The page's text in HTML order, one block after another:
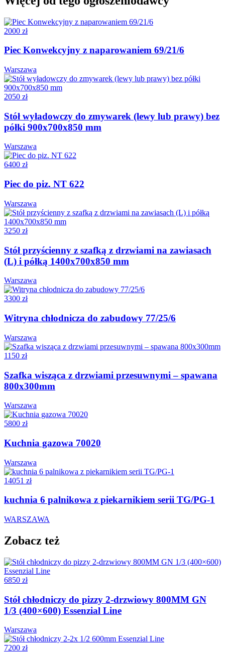
2000 zł
Piec Konwekcyjny z naparowaniem 69/21/6
Warszawa
2050 zł
Stół wyładowczy do zmywarek (lewy lub prawy) bez
półki 900x700x850 mm
Warszawa
6400 zł
Piec do piz. NT 622
Warszawa
3250 zł
Stół przyścienny z szafką z drzwiami na zawiasach
(L) i półką 1400x700x850 mm
Warszawa
3300 zł
Witryna chłodnicza do zabudowy 77/25/6
Warszawa
1150 zł
Szafka wisząca z drzwiami przesuwnymi – spawana
800x300mm
Warszawa
5800 zł
Kuchnia gazowa 70020
Warszawa
14051 zł
kuchnia 6 palnikowa z piekarnikiem serii TG/PG-1
WARSZAWA
Zobacz też
6850 zł
Stół chłodniczy do pizzy 2-drzwiowy 800MM GN
1/3 (400×600) Essenzial Line
Warszawa
7200 zł